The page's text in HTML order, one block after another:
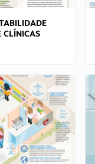
CLÍNICAS